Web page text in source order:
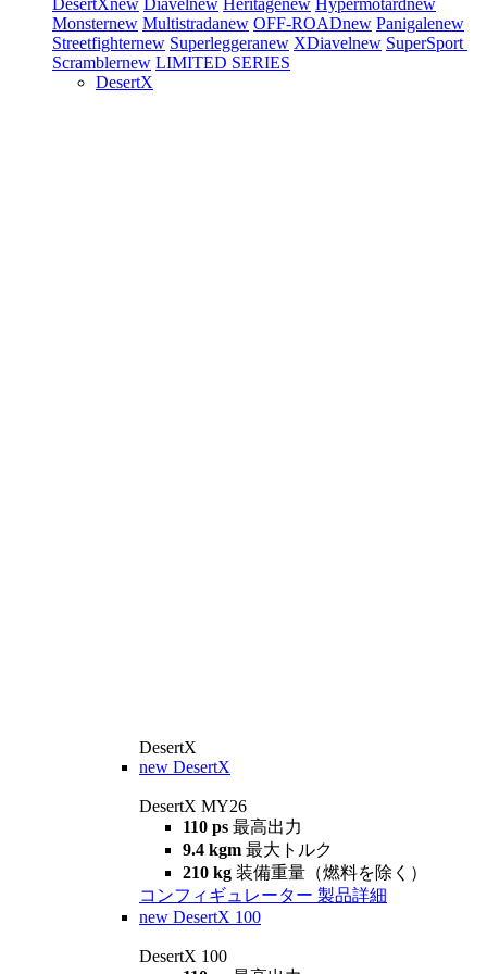
DesertXnew Diavelnew Heritagenew Hypermotardnew
Monsternew Multistradanew OFF-ROADnew Panigalenew
Streetfighternew Superleggeranew XDiavelnew SuperSport
Scramblernew LIMITED SERIES
DesertX
DesertX
new DesertX
DesertX MY26
110 ps 最高出力
9.4 kgm 最大トルク
210 kg 装備重量（燃料を除く）
コンフィギュレーター 製品詳細
new DesertX 100
DesertX 100